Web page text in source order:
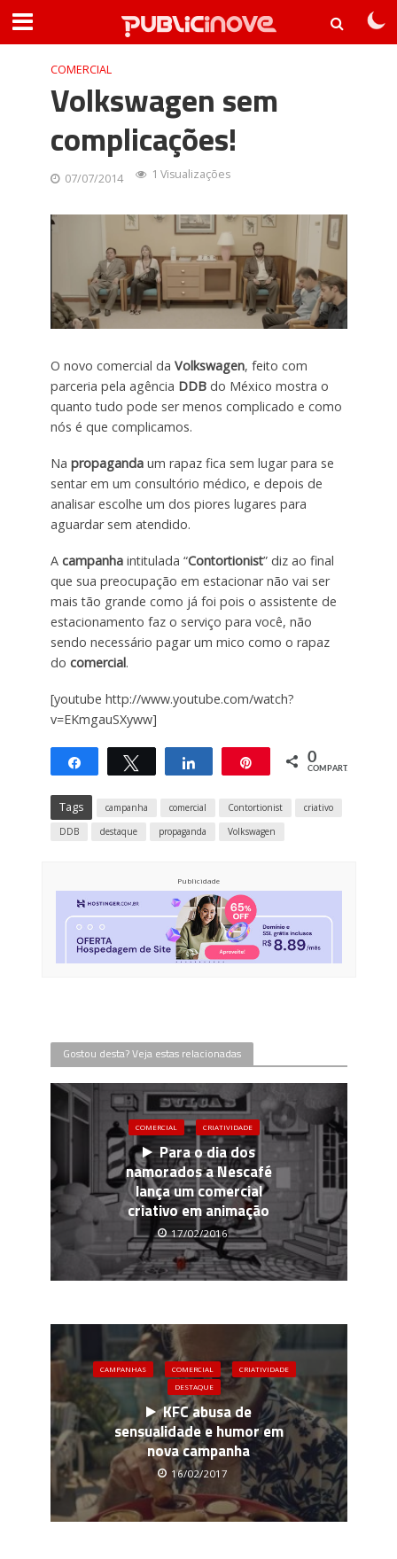
COMERCIAL
Volkswagen sem
complicações!
07/07/2014 1 Visualizações
O novo comercial da Volkswagen, feito com
parceria pela agência DDBdo México mostra o
quanto tudo pode ser menos complicado e como
nós é que complicamos.
Na propagandaum rapaz fica sem lugar para se
sentar em um consultório médico, e depois de
analisar escolhe um dos piores lugares para
aguardar sem atendido.
A campanhaintitulada “Contortionist” diz ao final
que sua preocupação em estacionar não vai ser
mais tão grande como já foi pois o assistente de
estacionamento faz o serviço para você, não
sendo necessário pagar um mico como o rapaz
do comercial.
[youtube http://www.youtube.com/watch?
v=EKmgauSXyww]
CompartilharTwittar Compartilhar 0
COMPART.
Tags campanha comercial Contortionist
criativo
DDB
destaque propaganda Volkswagen
Publicidade
Gostou desta? Veja estas relacionadas
COMERCIAL CRIATIVIDADE
Para o dia dos
namorados a Nescafé
lança um comercial
criativo em animação
17/02/2016
CAMPANHAS COMERCIAL
CRIATIVIDADE
DESTAQUE
KFC abusa de
sensualidade e humor em
nova campanha
16/02/2017